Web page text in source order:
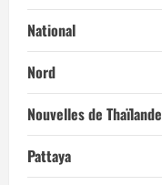
National
Nord
Nouvelles de Thaïlande
Pattaya